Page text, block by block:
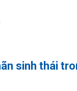
sinh thái